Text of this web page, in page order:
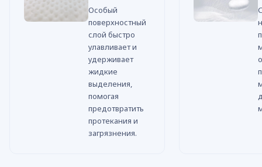
Особый
поверхностный
слой быстро
улавливает и
удерживает
жидкие
выделения,
помогая
предотвратить
протекания и
загрязнения.